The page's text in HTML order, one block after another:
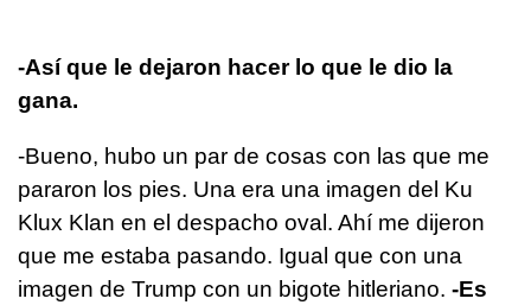
-Así que le dejaron hacer lo que le dio la
gana.
-Bueno, hubo un par de cosas con las que me
pararon los pies. Una era una imagen del Ku
Klux Klan en el despacho oval. Ahí me dijeron
que me estaba pasando. Igual que con una
imagen de Trump con un bigote hitleriano. -Es